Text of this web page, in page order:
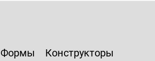
Формы Конструкторы